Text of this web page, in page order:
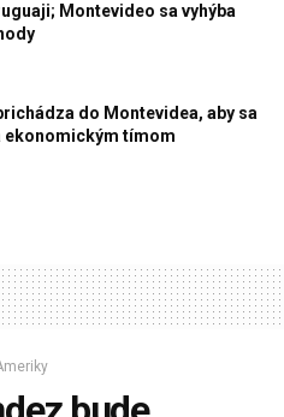
Montevideo sa vyhýba
do Montevidea, aby sa
ekonomickým tímom